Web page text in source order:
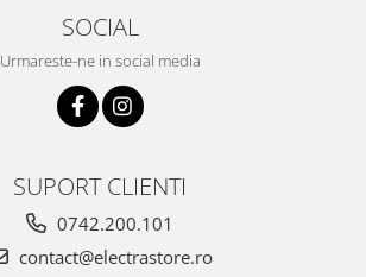
SOCIAL
Urmareste-ne in social media
SUPORT CLIENTI
0742.200.101
contact@electrastore.ro